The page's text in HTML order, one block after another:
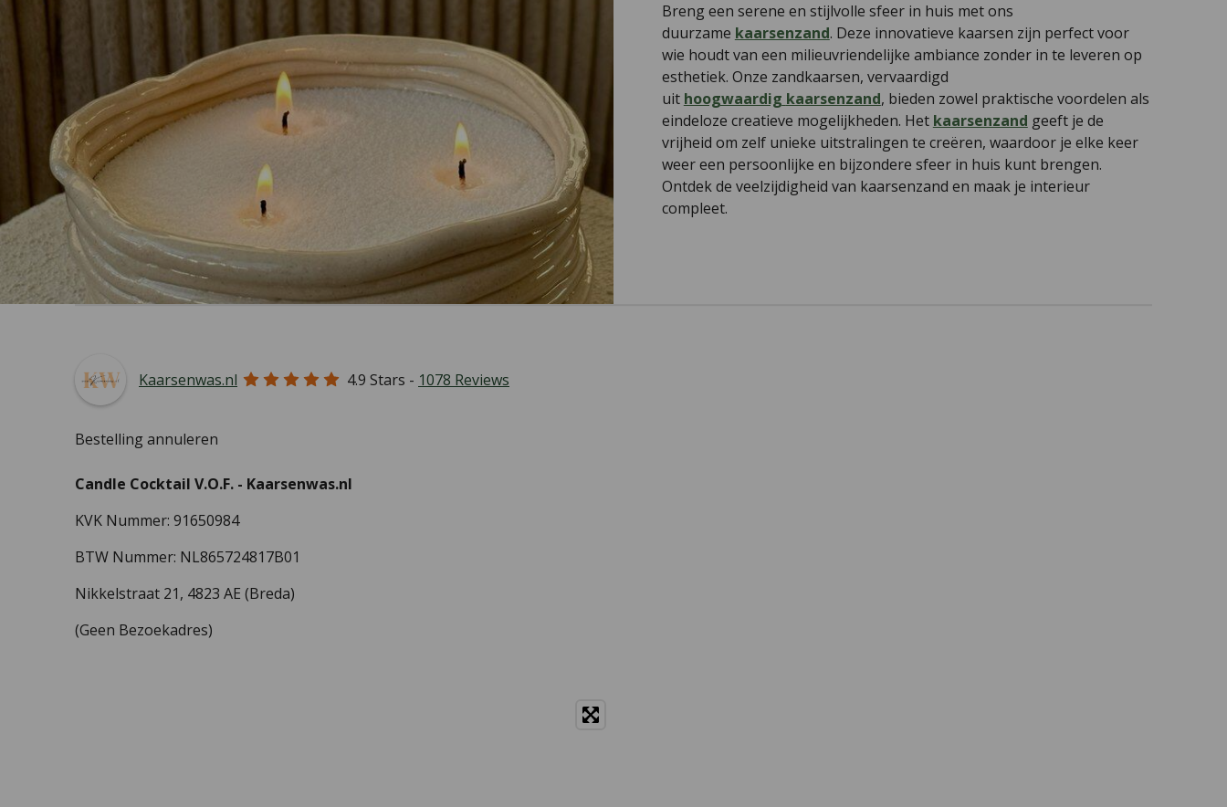
Breng een serene en stijlvolle sfeer in huis met ons
duurzame kaarsenzand. Deze innovatieve kaarsen zijn perfect voor
wie houdt van een milieuvriendelijke ambiance zonder in te leveren op
esthetiek. Onze zandkaarsen, vervaardigd
uit hoogwaardig kaarsenzand, bieden zowel praktische voordelen als
eindeloze creatieve mogelijkheden. Het kaarsenzand geeft je de
vrijheid om zelf unieke uitstralingen te creëren, waardoor je elke keer
weer een persoonlijke en bijzondere sfeer in huis kunt brengen.
Ontdek de veelzijdigheid van kaarsenzand en maak je interieur
compleet.
Kaarsenwas.nl 4.9 Stars - 1078 Reviews
Bestelling annuleren
Candle Cocktail V.O.F. - Kaarsenwas.nl
KVK Nummer: 91650984
BTW Nummer: NL865724817B01
Nikkelstraat 21, 4823 AE (Breda)
(Geen Bezoekadres)